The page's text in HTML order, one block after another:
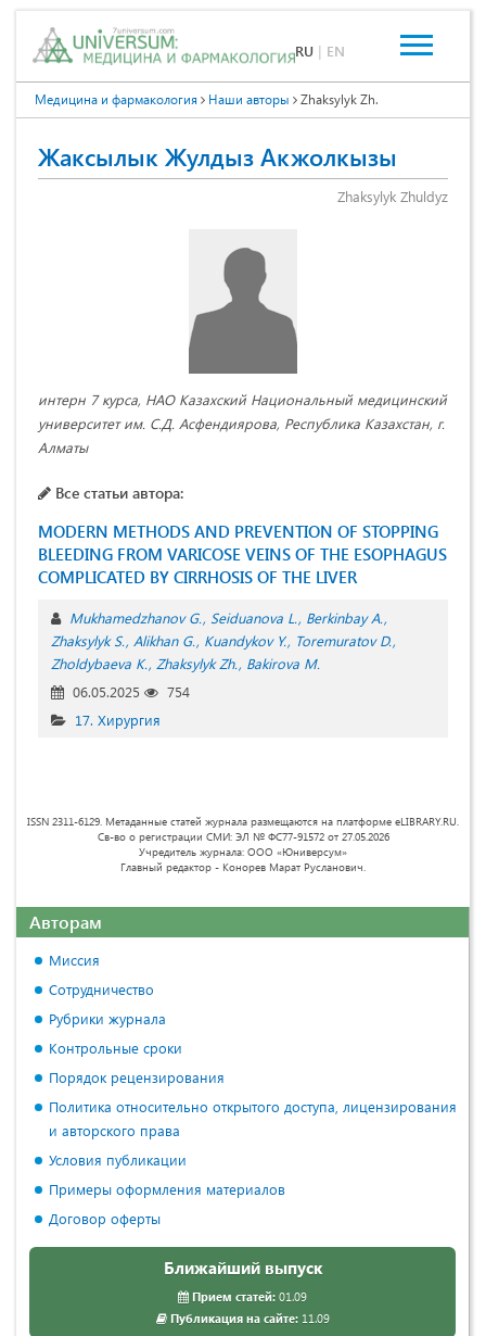
RU | EN
Медицина и фармакология Наши авторы Zhaksylyk Zh.
Жаксылык Жулдыз Акжолкызы
Zhaksylyk Zhuldyz
интерн 7 курса, НАО Казахский Национальный медицинский
университет им. С.Д. Асфендиярова, Республика Казахстан, г.
Алматы
Все статьи автора:
MODERN METHODS AND PREVENTION OF STOPPING
BLEEDING FROM VARICOSE VEINS OF THE ESOPHAGUS
COMPLICATED BY CIRRHOSIS OF THE LIVER
Mukhamedzhanov G. Seiduanova L. Berkinbay A.
Zhaksylyk S. Alikhan G. Kuandykov Y. Toremuratov D.
Zholdybaeva K. Zhaksylyk Zh. Bakirova M.
06.05.2025
754
17. Хирургия
ISSN 2311-6129. Метаданные статей журнала размещаются на платформе eLIBRARY.RU.
Св-во о регистрации СМИ: ЭЛ № ФС77-91572 от 27.05.2026
Учредитель журнала: ООО «Юниверсум»
Главный редактор - Конорев Марат Русланович.
Авторам
Миссия
Сотрудничество
Рубрики журнала
Контрольные сроки
Порядок рецензирования
Политика относительно открытого доступа, лицензирования
и авторского права
Условия публикации
Примеры оформления материалов
Договор оферты
Ближайший выпуск
Прием статей: 01.09
Публикация на сайте:11.09